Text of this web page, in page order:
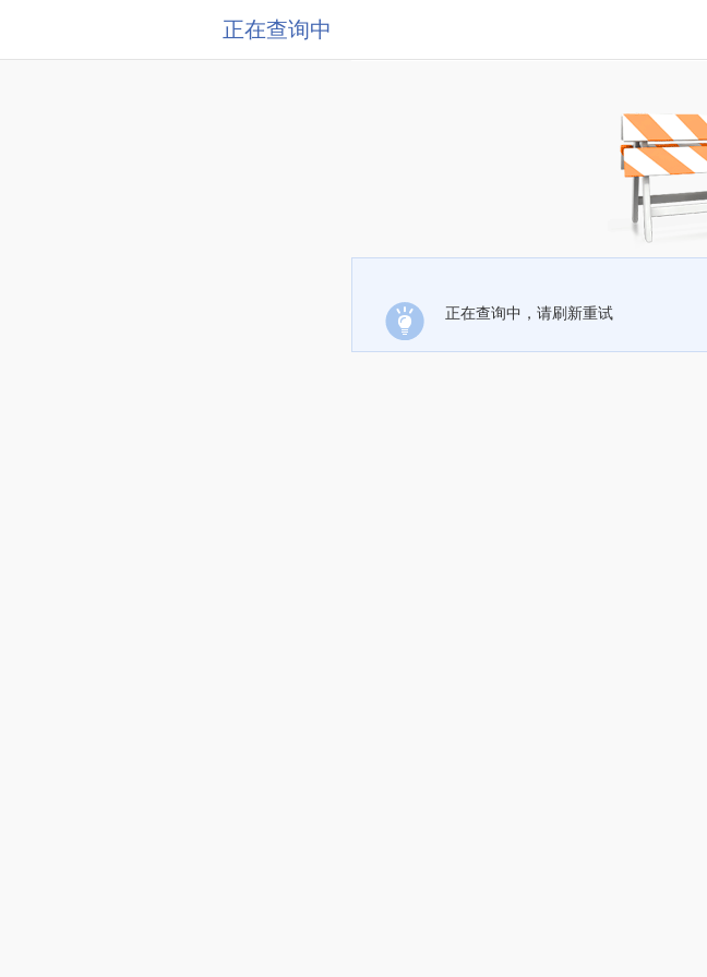
正在查询中
正在查询中，请刷新重试